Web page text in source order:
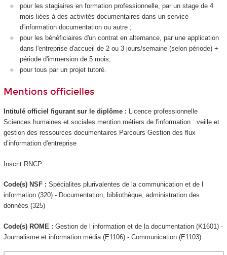
pour les stagiaires en formation professionnelle, par un stage de 4
mois liées à des activités documentaires dans un service
d'information documentation ou autre ;
pour les bénéficiaires d'un contrat en alternance, par une application
dans l'entreprise d'accueil de 2 ou 3 jours/semaine (selon période) +
période d'immersion de 5 mois;
pour tous par un projet tutoré.
Mentions officielles
Intitulé officiel figurant sur le diplôme : Licence professionnelle
Sciences humaines et sociales mention métiers de l'information : veille et
gestion des ressources documentaires Parcours Gestion des flux
d’information d'entreprise
Inscrit RNCP
Code(s) NSF : Spécialites plurivalentes de la communication et de l
information (320) - Documentation, bibliothèque, administration des
données (325)
Code(s) ROME : Gestion de l information et de la documentation (K1601) -
Journalisme et information média (E1106) - Communication (E1103)